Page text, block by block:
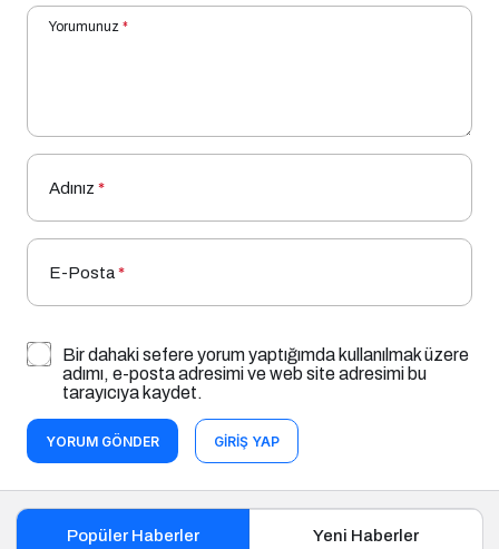
Yorumunuz *
Adınız *
E-Posta*
Bir dahaki sefere yorum yaptığımda kullanılmak üzere
adımı, e-posta adresimi ve web site adresimi bu
tarayıcıya kaydet.
YORUM GÖNDER GIRIŞ YAP
Popüler Haberler Yeni Haberler